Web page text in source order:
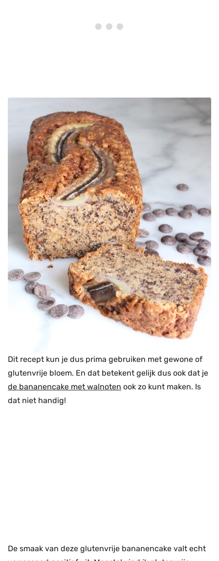
Dit recept kun je dus prima gebruiken met gewone of
glutenvrije bloem. En dat betekent gelijk dus ook dat je
de bananencake met walnoten ook zo kunt maken. Is
dat niet handig!
De smaak van deze glutenvrije bananencake valt echt